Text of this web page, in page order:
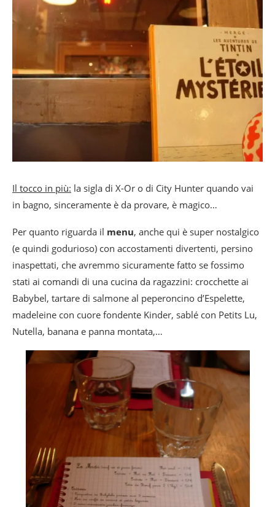
Il tocco in più: la sigla di X-Or o di City Hunter quando vai
in bagno, sinceramente è da provare, è magico…
Per quanto riguarda il menu, anche qui è super nostalgico
(e quindi godurioso) con accostamenti divertenti, persino
inaspettati, che avremmo sicuramente fatto se fossimo
stati ai comandi di una cucina da ragazzini: crocchette ai
Babybel, tartare di salmone al peperoncino d’Espelette,
madeleine con cuore fondente Kinder, sablé con Petits Lu,
Nutella, banana e panna montata,…